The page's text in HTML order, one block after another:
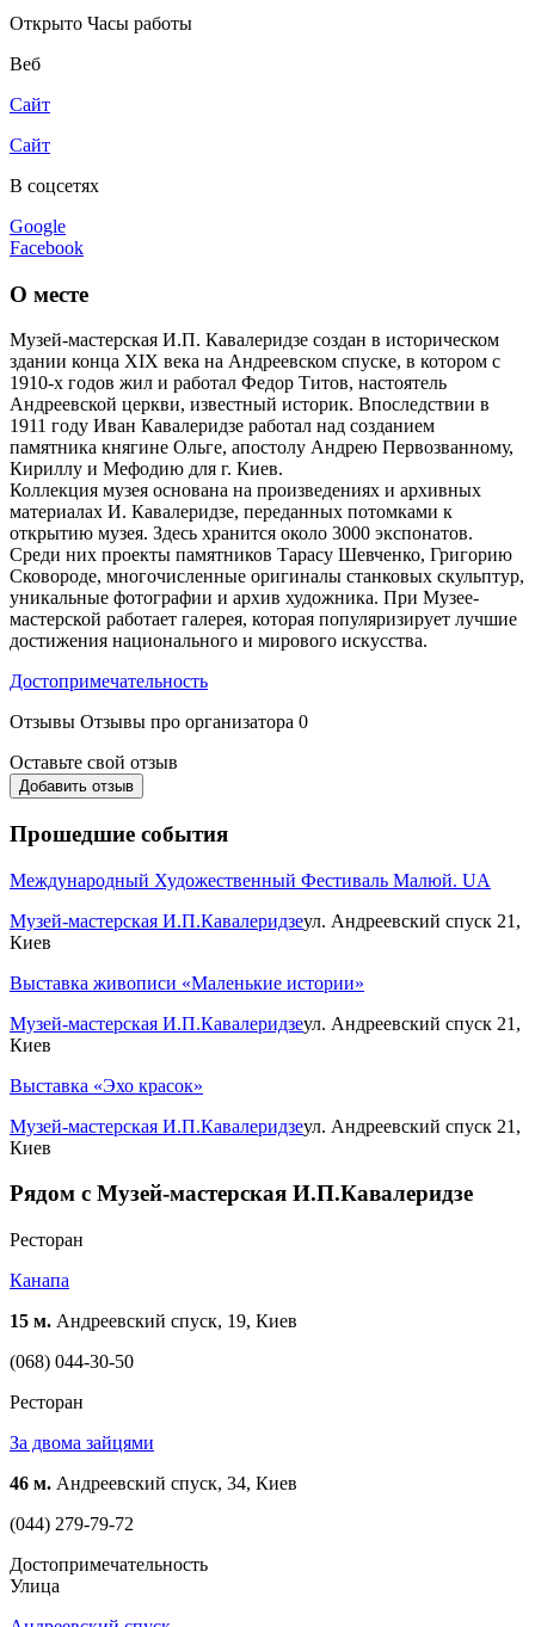
Открыто Часы работы
Веб
Сайт
Сайт
В соцсетях
Google
Facebook
О месте
Музей-мастерская И.П. Кавалеридзе создан в историческом
здании конца XIX века на Андреевском спуске, в котором с
1910-х годов жил и работал Федор Титов, настоятель
Андреевской церкви, известный историк. Впоследствии в
1911 году Иван Кавалеридзе работал над созданием
памятника княгине Ольге, апостолу Андрею Первозванному,
Кириллу и Мефодию для г. Киев.
Коллекция музея основана на произведениях и архивных
материалах И. Кавалеридзе, переданных потомками к
открытию музея. Здесь хранится около 3000 экспонатов.
Среди них проекты памятников Тарасу Шевченко, Григорию
Сковороде, многочисленные оригиналы станковых скульптур,
уникальные фотографии и архив художника. При Музее-
мастерской работает галерея, которая популяризирует лучшие
достижения национального и мирового искусства.
Достопримечательность
Отзывы Отзывы про организатора 0
Оставьте свой отзыв
Добавить отзыв
Прошедшие события
Международный Художественный Фестиваль Малюй. UA
Музей-мастерская И.П.Кавалеридзеул. Андреевский спуск 21,
Киев
Выставка живописи «Маленькие истории»
Музей-мастерская И.П.Кавалеридзеул. Андреевский спуск 21,
Киев
Выставка «Эхо красок»
Музей-мастерская И.П.Кавалеридзеул. Андреевский спуск 21,
Киев
Рядом с Музей-мастерская И.П.Кавалеридзе
Ресторан
Канапа
15 м. Андреевский спуск, 19, Киев
(068) 044-30-50
Ресторан
За двома зайцями
46 м. Андреевский спуск, 34, Киев
(044) 279-79-72
Достопримечательность
Улица